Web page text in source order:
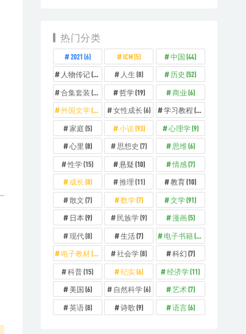
热门分类
2021 (6) ICM(5) 中国 (44)
人物传记(14) 人生 (8) 历史 (52)
合集套装 (11) 哲学(19) 商业 (6)
外国文学(26) 女性成长 (6) 学习教程 (12)
家庭 (5) 小说(93) 心理学(9)
心里 (8) 思想史 (7) 思维(6)
性学(15) 悬疑 (10) 情感(7)
成长 (8) 推理 (11) 教育(10)
散文 (7) 数学(7) 文学(91)
日本(9) 民族学(9) 漫画(5)
现代(8) 生活(7) 电子书籍(329)
电子教材(73) 社会学(8) 科幻 (7)
科普(15) 纪实(6) 经济学(11)
美国 (6) 自然科学(6) 艺术(7)
英语(8) 诗歌 (9) 语言(6)